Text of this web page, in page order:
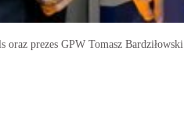
prezes GPW Tomasz Bardziłowski